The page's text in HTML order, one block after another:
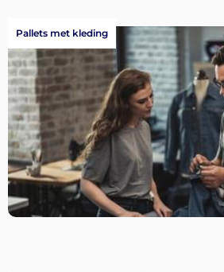
Pallets met kleding